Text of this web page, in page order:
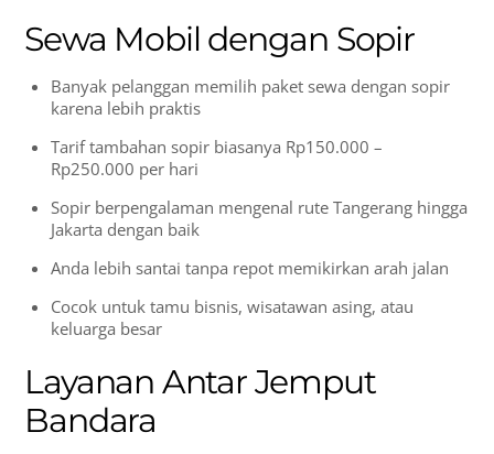
Sewa Mobil dengan Sopir
Banyak pelanggan memilih paket sewa dengan sopir
karena lebih praktis
Tarif tambahan sopir biasanya Rp150.000 –
Rp250.000 per hari
Sopir berpengalaman mengenal rute Tangerang hingga
Jakarta dengan baik
Anda lebih santai tanpa repot memikirkan arah jalan
Cocok untuk tamu bisnis, wisatawan asing, atau
keluarga besar
Layanan Antar Jemput
Bandara